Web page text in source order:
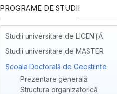
PROGRAME DE STUDII
Studii universitare de LICENȚĂ
Studii universitare de MASTER
Școala Doctorală de Geoștiințe
Prezentare generală
Structura organizatorică